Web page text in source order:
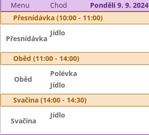
Menu Chod
Pondělí 9. 9. 2024
Přesnídávka (10:00 - 11:00)
Přesnídávka
Jídlo
Oběd (11:00 - 14:00)
Oběd
Polévka
Jídlo
Svačina (14:00 - 14:30)
Svačina
Jídlo